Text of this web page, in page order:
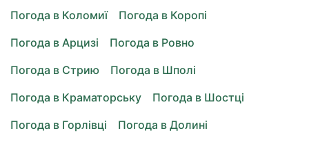
Погода в Коломиї
Погода в Коропі
Погода в Арцизі
Погода в Ровно
Погода в Стрию
Погода в Шполі
Погода в Краматорську
Погода в Шостці
Погода в Горлівці
Погода в Долині